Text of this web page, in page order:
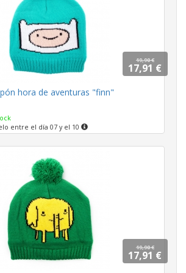
19,90 €
17,91 €
hora de aventuras "finn"
entre el día 07 y el 10
19,90 €
17,91 €